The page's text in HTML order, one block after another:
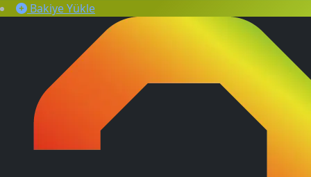
Bakiye Yükle